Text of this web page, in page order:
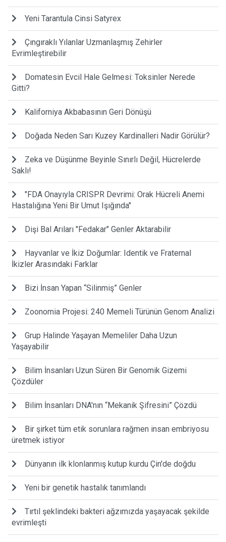
Yeni Tarantula Cinsi Satyrex
Çıngıraklı Yılanlar Uzmanlaşmış Zehirler
Evrimleştirebilir
Domatesin Evcil Hale Gelmesi: Toksinler Nerede
Gitti?
Kaliforniya Akbabasının Geri Dönüşü
Doğada Neden Sarı Kuzey Kardinalleri Nadir Görülür?
Zeka ve Düşünme Beyinle Sınırlı Değil, Hücrelerde
Saklı!
"FDA Onayıyla CRISPR Devrimi: Orak Hücreli Anemi
Hastalığına Yeni Bir Umut Işığında"
Dişi Bal Arıları "Fedakar" Genler Aktarabilir
Hayvanlar ve İkiz Doğumlar: Identik ve Fraternal
İkizler Arasındaki Farklar
Bizi İnsan Yapan “Silinmiş” Genler
Zoonomia Projesi: 240 Memeli Türünün Genom Analizi
Grup Halinde Yaşayan Memeliler Daha Uzun
Yaşayabilir
Bilim İnsanları Uzun Süren Bir Genomik Gizemi
Çözdüler
Bilim İnsanları DNA'nın “Mekanik Şifresini” Çözdü
Bir şirket tüm etik sorunlara rağmen insan embriyosu
üretmek istiyor
Dünyanın ilk klonlanmış kutup kurdu Çin'de doğdu
Yeni bir genetik hastalık tanımlandı
Tırtıl şeklindeki bakteri ağzımızda yaşayacak şekilde
evrimleşti